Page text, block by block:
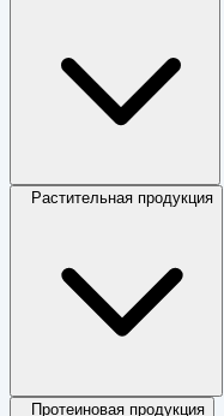
Растительная продукция
Протеиновая продукция